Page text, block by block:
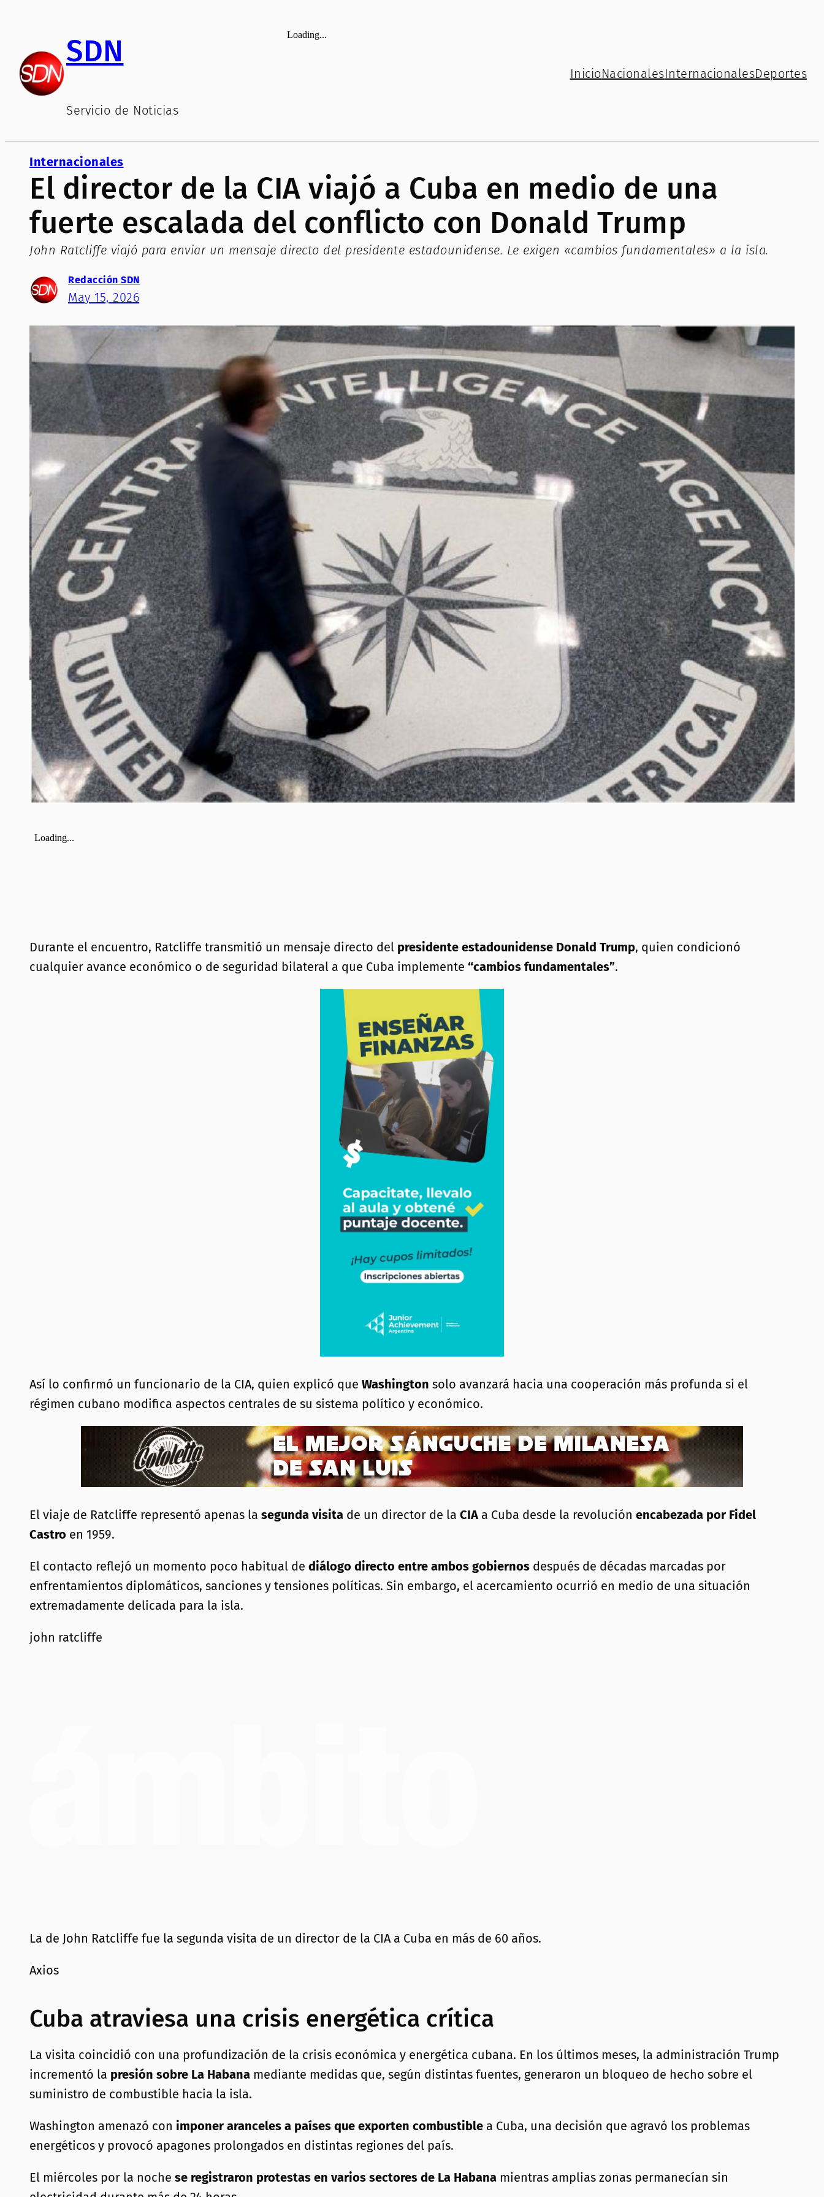
contenido
SDN
Servicio de Noticias
InicioNacionalesInternacionalesDeportes
Internacionales
El director de la CIA viajó a Cuba en medio de una
fuerte escalada del conflicto con Donald Trump
John Ratcliffe viajó para enviar un mensaje directo del presidente estadounidense. Le exigen «cambios fundamentales» a la isla.
Redacción SDN
May 15, 2026
Durante el encuentro, Ratcliffe transmitió un mensaje directo del presidente estadounidense Donald Trump, quien condicionó
cualquier avance económico o de seguridad bilateral a que Cuba implemente “cambios fundamentales”.
Así lo confirmó un funcionario de la CIA, quien explicó que Washington solo avanzará hacia una cooperación más profunda si el
régimen cubano modifica aspectos centrales de su sistema político y económico.
El viaje de Ratcliffe representó apenas la segunda visita de un director de la CIA a Cuba desde la revolución encabezada por Fidel
Castro en 1959.
El contacto reflejó un momento poco habitual de diálogo directo entre ambos gobiernos después de décadas marcadas por
enfrentamientos diplomáticos, sanciones y tensiones políticas. Sin embargo, el acercamiento ocurrió en medio de una situación
extremadamente delicada para la isla.
john ratcliffe
La de John Ratcliffe fue la segunda visita de un director de la CIA a Cuba en más de 60 años.
Axios
Cuba atraviesa una crisis energética crítica
La visita coincidió con una profundización de la crisis económica y energética cubana. En los últimos meses, la administración Trump
incrementó la presión sobre La Habana mediante medidas que, según distintas fuentes, generaron un bloqueo de hecho sobre el
suministro de combustible hacia la isla.
Washington amenazó con imponer aranceles a países que exporten combustible a Cuba, una decisión que agravó los problemas
energéticos y provocó apagones prolongados en distintas regiones del país.
El miércoles por la noche se registraron protestas en varios sectores de La Habana mientras amplias zonas permanecían sin